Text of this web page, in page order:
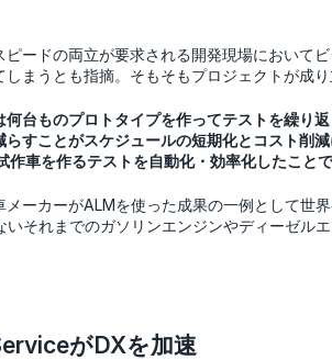
ピードの両立が要求される開発現場において
まうとも指摘。そもそもプロジェクトが成り
何台ものプロトタイプを作ってテストを繰
らすことがスケジュールの短期化とコスト削
作車を作るテストを自動化・効率化したこと
メーカーがALMを使った成果の一例として世
いそれまでのガソリンエンジンやディーゼル
がDXを加速